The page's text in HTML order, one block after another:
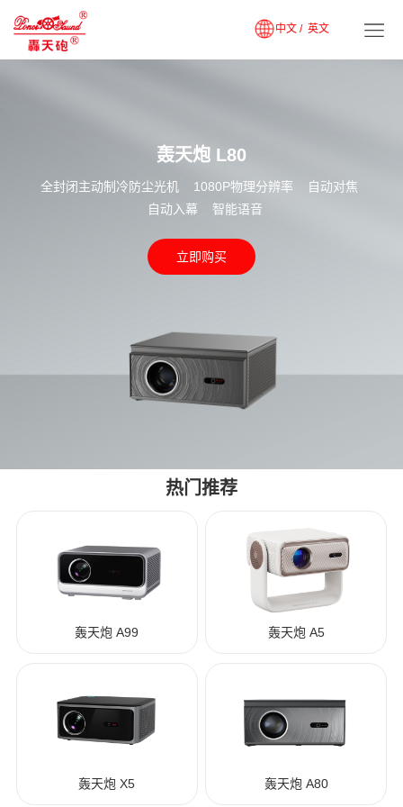
英文
中文 /
轰天炮 L80
全封闭主动制冷防尘光机 1080P物理分辨率 自动对焦
自动入幕 智能语音
立即购买
热门推荐
轰天炮 A99 轰天炮 A5
轰天炮 X5 轰天炮 A80